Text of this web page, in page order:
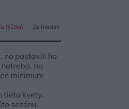
týždeň Za mesiac
no postavili ho
na
minimum
tieto kvety,
sezónu.